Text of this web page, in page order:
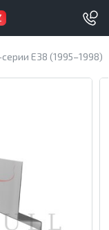
серии E38 (1995–1998)